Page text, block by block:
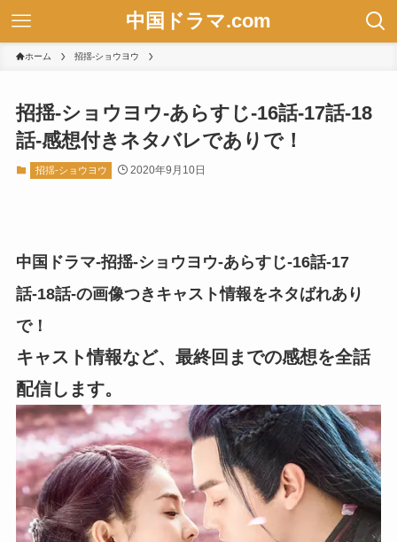
中国ドラマ.com
ホーム 招揺-ショウヨウ
招揺-ショウヨウ-あらすじ-16話-17話-18
話-感想付きネタバレでありで！
招揺-ショウヨウ 2020年9月10日
中国ドラマ-招揺-ショウヨウ-あらすじ-16話-17
話-18話-の画像つきキャスト情報をネタばれあり
で！
キャスト情報など、最終回までの感想を全話
配信します。